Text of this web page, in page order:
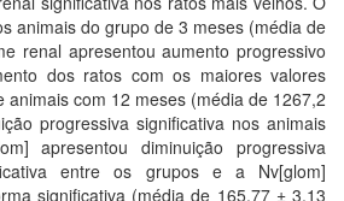
animais do grupo de 3 meses (média de
renal apresentou aumento progressivo
dos ratos com os maiores valores
animais com 12 meses (média de 1267,2
progressiva significativa nos animais
apresentou diminuição progressiva
entre os grupos e a Nv[glom]
significativa (média de 165,77 ± 3,13